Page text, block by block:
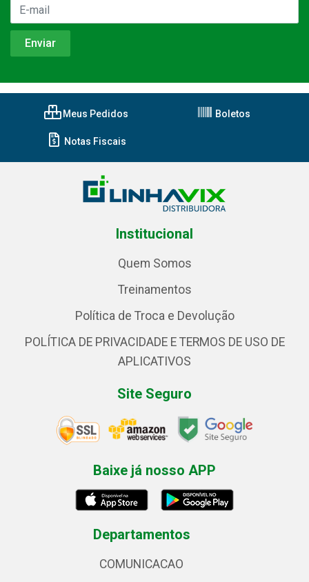
Meus Pedidos Boletos
Notas Fiscais
Institucional
Quem Somos
Treinamentos
Política de Troca e Devolução
POLÍTICA DE PRIVACIDADE E TERMOS DE USO DE
APLICATIVOS
Site Seguro
Baixe já nosso APP
Departamentos
COMUNICACAO